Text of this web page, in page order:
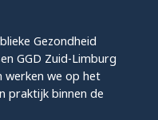
Gezondheid
GGD Zuid-Limburg
werken we op het
praktijk binnen de